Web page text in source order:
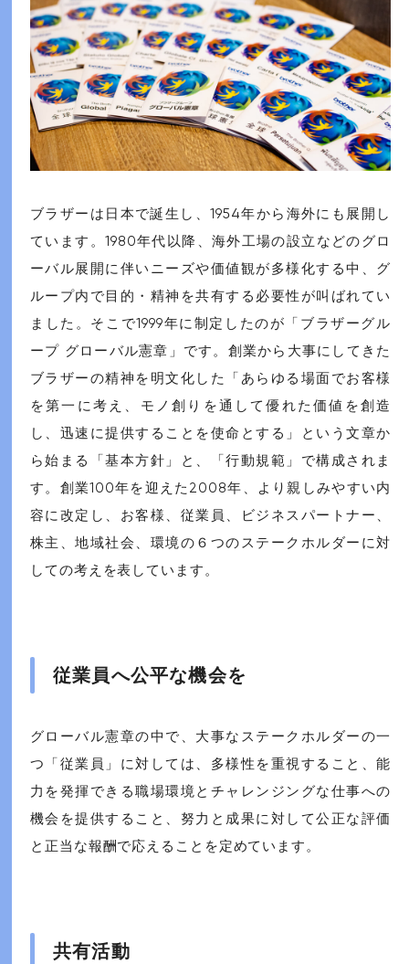
ブラザーは日本で誕生し、1954年から海外にも展開し
ています。1980年代以降、海外工場の設立などのグロ
ーバル展開に伴いニーズや価値観が多様化する中、グ
ループ内で目的・精神を共有する必要性が叫ばれてい
ました。そこで1999年に制定したのが「ブラザーグル
ープ グローバル憲章」です。創業から大事にしてきた
ブラザーの精神を明文化した「あらゆる場面でお客様
を第一に考え、モノ創りを通して優れた価値を創造
し、迅速に提供することを使命とする」という文章か
ら始まる「基本方針」と、「行動規範」で構成されま
す。創業100年を迎えた2008年、より親しみやすい内
容に改定し、お客様、従業員、ビジネスパートナー、
株主、地域社会、環境の６つのステークホルダーに対
しての考えを表しています。
従業員へ公平な機会を
グローバル憲章の中で、大事なステークホルダーの一
つ「従業員」に対しては、多様性を重視すること、能
力を発揮できる職場環境とチャレンジングな仕事への
機会を提供すること、努力と成果に対して公正な評価
と正当な報酬で応えることを定めています。
共有活動